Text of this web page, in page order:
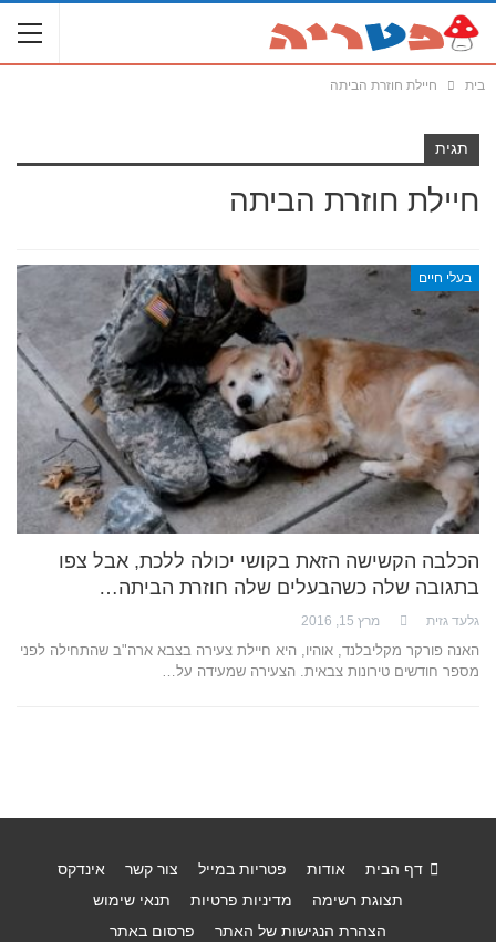
בית חיילת חוזרת הביתה
תגית
חיילת חוזרת הביתה
בעלי חיים
הכלבה הקשישה הזאת בקושי יכולה ללכת, אבל צפו
בתגובה שלה כשהבעלים שלה חוזרת הביתה…
גלעד גזית מרץ 15, 2016
האנה פורקר מקליבלנד, אוהיו, היא חיילת צעירה בצבא ארה"ב שהתחילה לפני
מספר חודשים טירונות צבאית. הצעירה שמעידה על…
דף הבית אודות פטריות במייל צור קשר
אינדקס
תצוגת רשימה
מדיניות פרטיות
תנאי שימוש
הצהרת הנגישות של האתר
פרסום באתר